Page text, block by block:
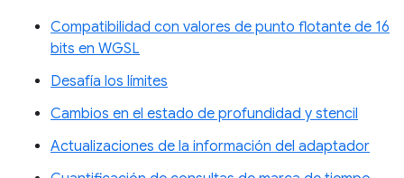
Compatibilidad con valores de punto flotante de 16
bits en WGSL
Desafía los límites
Cambios en el estado de profundidad y stencil
Actualizaciones de la información del adaptador